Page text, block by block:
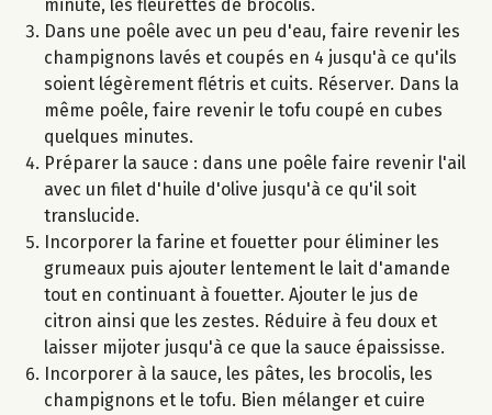
minute, les fleurettes de brocolis.
Dans une poêle avec un peu d'eau, faire revenir les
champignons lavés et coupés en 4 jusqu'à ce qu'ils
soient légèrement flétris et cuits. Réserver. Dans la
même poêle, faire revenir le tofu coupé en cubes
quelques minutes.
Préparer la sauce : dans une poêle faire revenir l'ail
avec un filet d'huile d'olive jusqu'à ce qu'il soit
translucide.
Incorporer la farine et fouetter pour éliminer les
grumeaux puis ajouter lentement le lait d'amande
tout en continuant à fouetter. Ajouter le jus de
citron ainsi que les zestes. Réduire à feu doux et
laisser mijoter jusqu'à ce que la sauce épaississe.
Incorporer à la sauce, les pâtes, les brocolis, les
champignons et le tofu. Bien mélanger et cuire